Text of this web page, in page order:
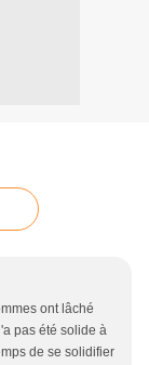
ont lâché
pas été solide à
de se solidifier